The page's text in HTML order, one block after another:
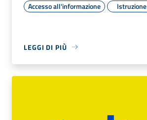
Accesso all'informazione Istruzione
LEGGI DI PIÙ